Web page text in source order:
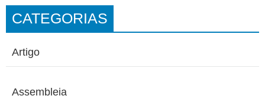
CATEGORIAS
Artigo
Assembleia